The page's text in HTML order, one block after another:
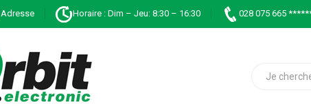
Adresse Horaire : Dim – Jeu: 8:30 – 16:30 028 075 665